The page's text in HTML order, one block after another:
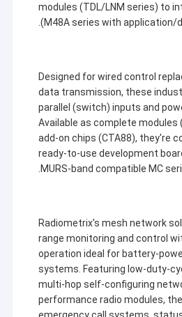
modules (TDL/LNM series) to
(M48A series with application/
Designed for wired control
data transmission, these
parallel (switch) inputs and
Available as complete modules
add-on chips (CTA88), they're
ready-to-use development
MURS-band compatible MC
Radiometrix's mesh network
range monitoring and control
operation ideal for battery-
systems. Featuring low-duty-
multi-hop self-configuring
performance radio modules,
emergency call systems,